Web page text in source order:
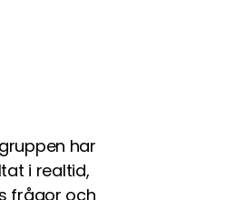
har
i realtid,
frågor och